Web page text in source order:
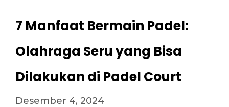
7 Manfaat Bermain Padel:
Olahraga Seru yang Bisa
Dilakukan di Padel Court
Desember 4, 2024